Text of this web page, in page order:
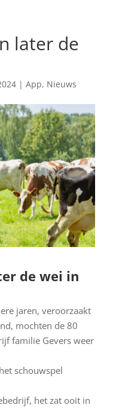
later de
| App, Nieuws
de wei in
jaren, veroorzaakt
mochten de 80
familie Gevers weer
schouwspel
het zat ooit in